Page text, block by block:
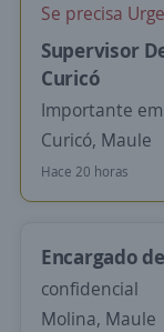
Se precisa
Supervisor
Curicó
Importante
Curicó, Maule
Hace 20 horas
Encargado
confidencial
Molina, Maule